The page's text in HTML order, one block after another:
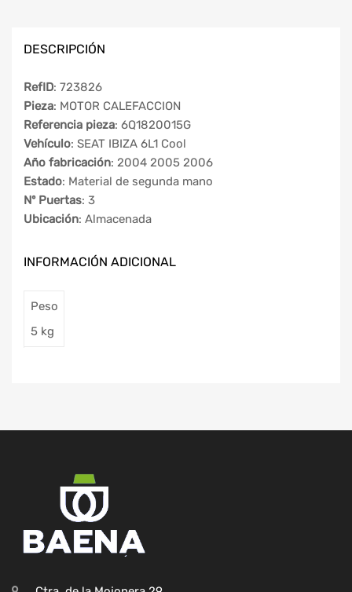
DESCRIPCIÓN
RefID: 723826
Pieza: MOTOR CALEFACCION
Referencia pieza: 6Q1820015G
Vehículo: SEAT IBIZA 6L1 Cool
Año fabricación: 2004 2005 2006
Estado: Material de segunda mano
Nº Puertas: 3
Ubicación: Almacenada
INFORMACIÓN ADICIONAL
Peso
5 kg